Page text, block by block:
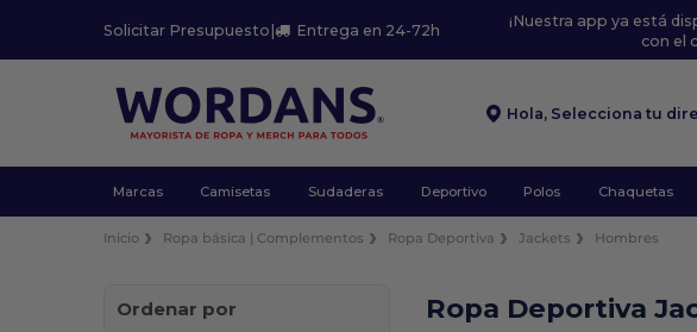
Solicitar Presupuesto | Entrega en 24-72h
¡Nuestra app ya está
con el
Hola, Selecciona tu
Marcas Camisetas Sudaderas Deportivo Polos Chaquetas
Inicio Ropa básica | Complementos Ropa Deportiva Jackets Hombres
Ordenar por Ropa Deportiva